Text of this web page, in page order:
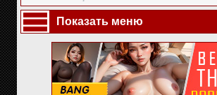
Показать меню